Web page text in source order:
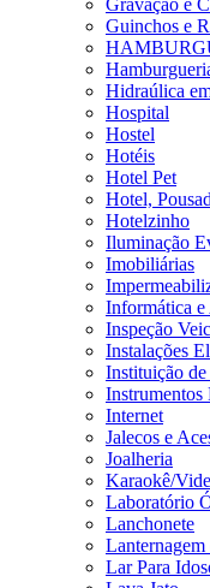
Gravação e
Guinchos e
Hidraúlica
Hospital
Hostel
Hotéis
Hotel Pet
Hotel,
Hotelzinho
Iluminação
Imobiliárias
Informática
Inspeção
Instalações
Instituição
Instrumentos
Internet
Jalecos e
Joalheria
Karaokê/
Laboratório
Lanchonete
Lar Para